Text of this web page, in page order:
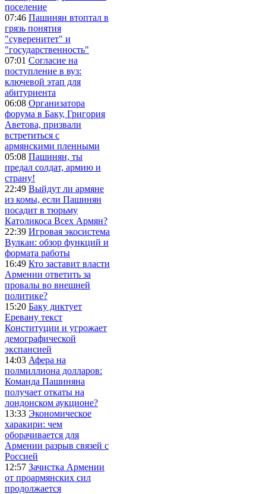
поселение
07:46 Пашинян втоптал в
грязь понятия
"суверенитет" и
"государственность"
07:01 Согласие на
поступление в вуз:
ключевой этап для
абитуриента
06:08 Организатора
форума в Баку, Григория
Аветова, призвали
встретиться с
армянскими пленными
05:08 Пашинян, ты
предал солдат, армию и
страну!
22:49 Выйдут ли армяне
из комы, если Пашинян
посадит в тюрьму
Католикоса Всех Армян?
22:39 Игровая экосистема
Вулкан: обзор функций и
формата работы
16:49 Кто заставит власти
Армении ответить за
провалы во внешней
политике?
15:20 Баку диктует
Еревану текст
Конституции и угрожает
демографической
экспансией
14:03 Афера на
полмиллиона долларов:
Команда Пашиняна
получает откаты на
лондонском аукционе?
13:33 Экономическое
харакири: чем
оборачивается для
Армении разрыв связей с
Россией
12:57 Зачистка Армении
от проармянских сил
продолжается